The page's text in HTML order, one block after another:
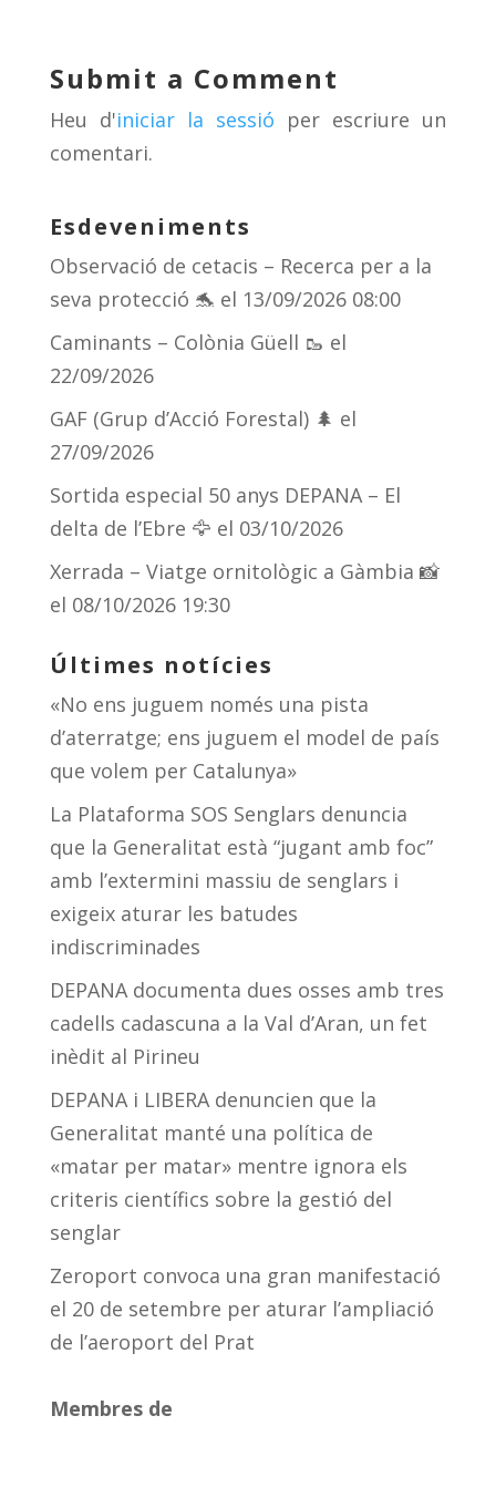
y d
s
a
m
ar
te
ix
Submit a Comment
Heu d'iniciar la sessió per escriure un
comentari.
Esdeveniments
Observació de cetacis – Recerca per a la
seva protecció 🐬 el 13/09/2026 08:00
Caminants – Colònia Güell 🥾 el
22/09/2026
GAF (Grup d’Acció Forestal) 🌲 el
27/09/2026
Sortida especial 50 anys DEPANA – El
delta de l’Ebre 🦅 el 03/10/2026
Xerrada – Viatge ornitològic a Gàmbia 📸
el 08/10/2026 19:30
Últimes notícies
«No ens juguem només una pista
d’aterratge; ens juguem el model de país
que volem per Catalunya»
La Plataforma SOS Senglars denuncia
que la Generalitat està “jugant amb foc”
amb l’extermini massiu de senglars i
exigeix aturar les batudes
indiscriminades
DEPANA documenta dues osses amb tres
cadells cadascuna a la Val d’Aran, un fet
inèdit al Pirineu
DEPANA i LIBERA denuncien que la
Generalitat manté una política de
«matar per matar» mentre ignora els
criteris científics sobre la gestió del
senglar
Zeroport convoca una gran manifestació
el 20 de setembre per aturar l’ampliació
de l’aeroport del Prat
Membres de